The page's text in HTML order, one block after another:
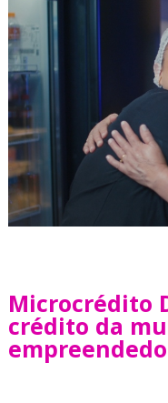
Microcrédito
crédito da